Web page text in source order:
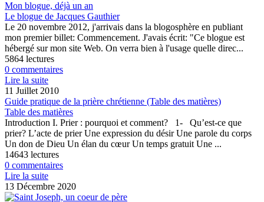
Mon blogue, déjà un an
Le blogue de Jacques Gauthier
Le 20 novembre 2012, j'arrivais dans la blogosphère en publiant
mon premier billet: Commencement. J'avais écrit: "Ce blogue est
hébergé sur mon site Web. On verra bien à l'usage quelle direc...
5864 lectures
0 commentaires
Lire la suite
11 Juillet 2010
Guide pratique de la prière chrétienne (Table des matières)
Table des matières
Introduction I. Prier : pourquoi et comment? 1- Qu’est-ce que
prier? L’acte de prier Une expression du désir Une parole du corps
Un don de Dieu Un élan du cœur Un temps gratuit Une ...
14643 lectures
0 commentaires
Lire la suite
13 Décembre 2020